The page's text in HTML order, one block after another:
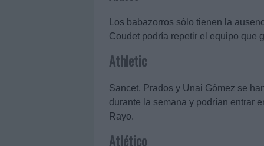
Los babazorros sólo tienen la
Coudet podría repetir el equipo que
Athletic
Sancet, Prados y Unai Gómez se
durante la semana y podrían entrar
Rayo.
Atlético